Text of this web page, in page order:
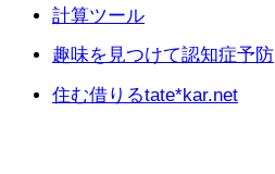
計算ツール
趣味を見つけて認知症予防
住む借りるtate*kar.net